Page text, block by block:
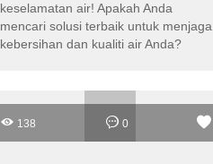
keselamatan air! Apakah Anda
mencari solusi terbaik untuk menjaga
kebersihan dan kualiti air Anda?
bukan saja efisien, tetapi juga
terjangkau dan mudah digunakan
138 0